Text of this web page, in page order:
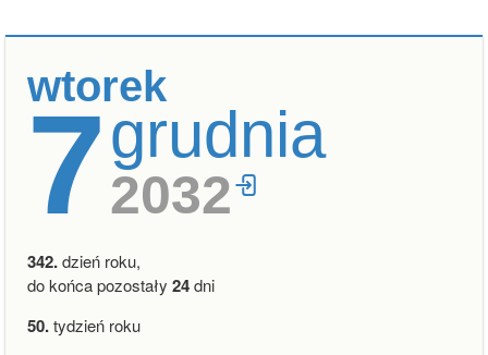
wtorek
7grudnia
2032
342.dzień roku,
do końca pozostały 24dni
50.tydzień roku